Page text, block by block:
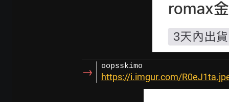
→ oopsskimo
https://i.imgur.com/